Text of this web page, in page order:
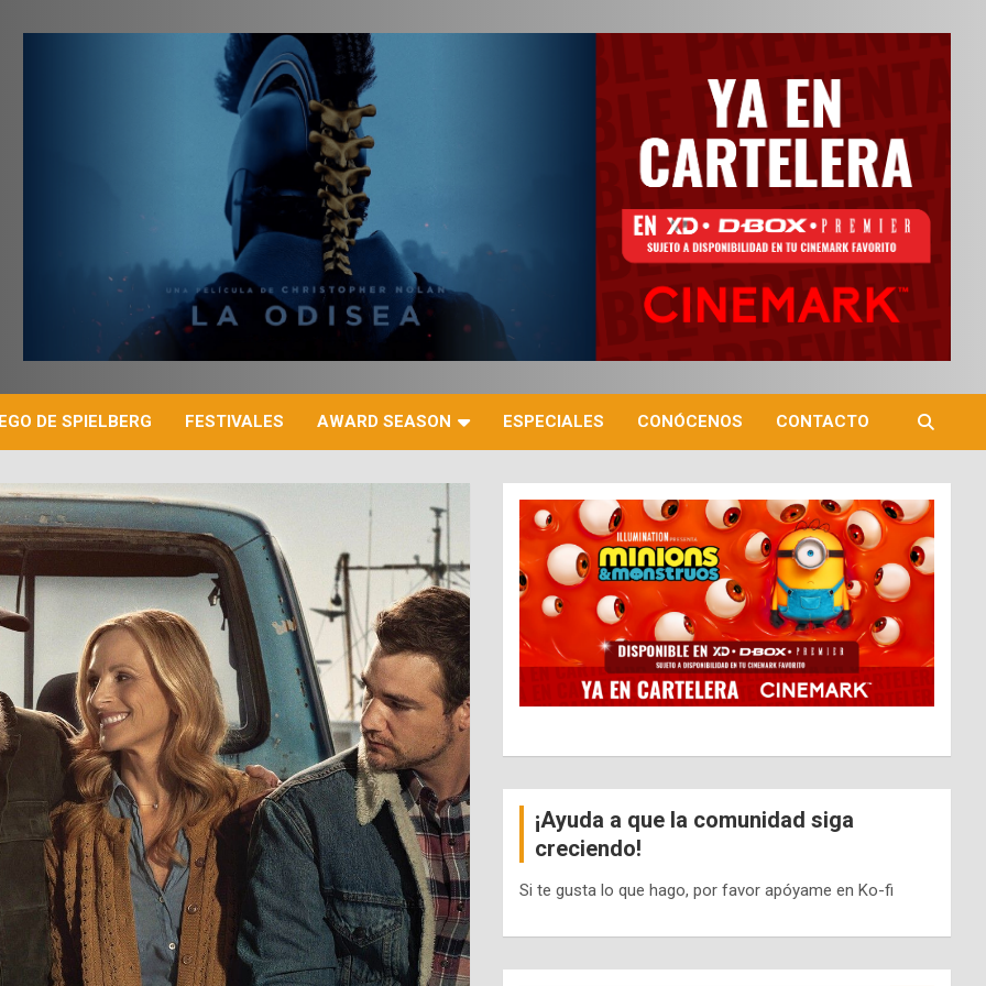
DE SPIELBERG FESTIVALES AWARD SEASON ESPECIALES CONÓCENOS CONTACTO
¡Ayuda a que la comunidad siga
creciendo!
Si te gusta lo que hago, por favor apóyame en Ko-fi